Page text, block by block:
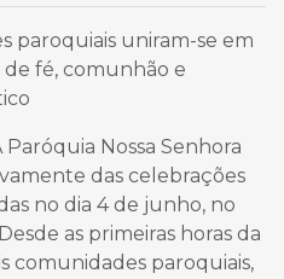
paroquiais uniram-se em
fé, comunhão e
Paróquia Nossa Senhora
das celebrações
no dia 4 de junho, no
as primeiras horas da
comunidades paroquiais,